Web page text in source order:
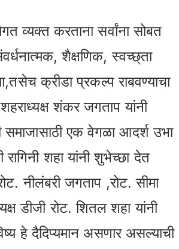
व्यक्त करताना सर्वांना सोबत
शैक्षणिक, स्वच्छ्ता
क्रीडा प्रकल्प राबवण्याचा
शंकर जगताप यांनी
समाजासाठी एक वेगळा आदर्श उभा
शहा यांनी शुभेच्छा देत
नीलंबरी जगताप ,रोट. सीमा
डीजी रोट. शितल शहा यांनी
हे दैदिप्यमान असणार असल्याची